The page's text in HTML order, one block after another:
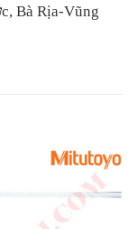
Bà Rịa-Vũng